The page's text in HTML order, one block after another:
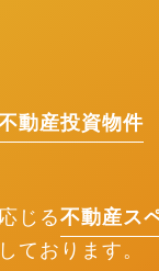
動産投資物件
じる不動産ス
ております。